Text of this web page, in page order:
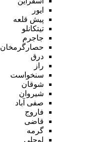
ایور
پیش قلعه
تیتکانلو
جاجرم
حصارگرمخان
درق
راز
سنخواست
شوقان
شیروان
صفی آباد
فاروج
قاضی
گرمه
لوجلی